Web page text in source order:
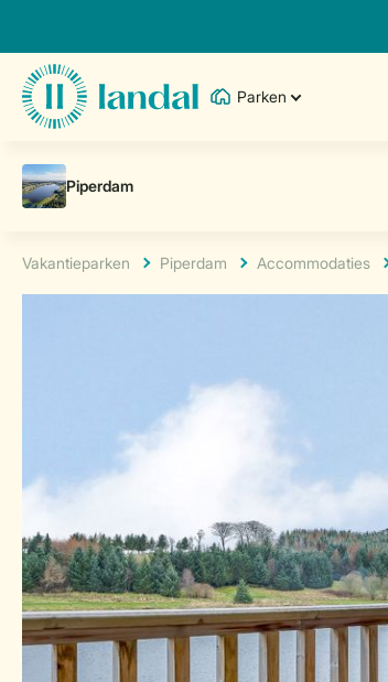
Parken
Vakantieparken Piperdam Accommodaties